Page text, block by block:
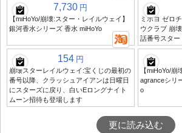
7,730 円
【miHoYo/崩壊:スター・レイルウェイ】
銀河香水シリーズ 香水 miHoYo
ミホヨ ゼロ
ウクラブ 崩
話番号スター
154 円
崩壊スターレイルウェイ:宝くじの最初の
番号以降、クラッシュアイアンは日曜日
にスターズに戻り、白いEロングナイト
ムーン招待も登場します
【miHoYo/
agranceシリ
o
更に読み込む